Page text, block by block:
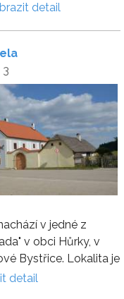
detail
3
v jedné z
v obci Hůrky, v
Bystřice. Lokalita je
detail